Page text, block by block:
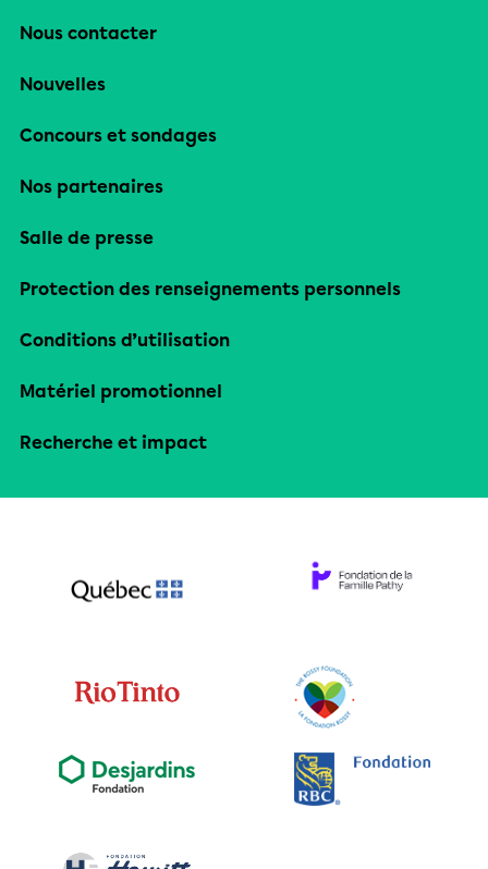
Nous contacter
Nouvelles
Concours et sondages
Nos partenaires
Salle de presse
Protection des renseignements personnels
Conditions d’utilisation
Matériel promotionnel
Recherche et impact